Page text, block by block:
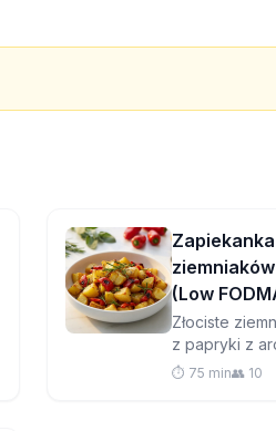
(Low
Złociste
z papryki z
kolendry
⏱️ 75 min👥 10